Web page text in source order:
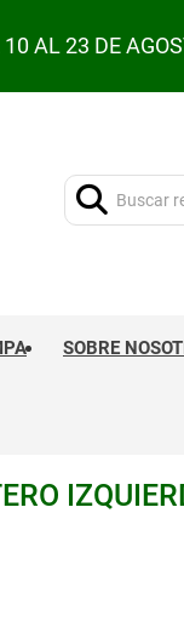
10 AL 23 DE
Buscar:
SOBRE